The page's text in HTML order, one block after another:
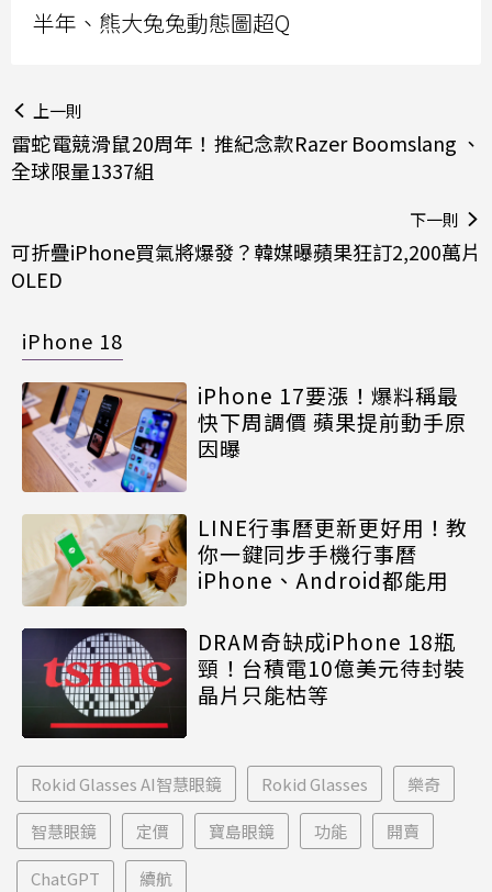
半年、熊大兔兔動態圖超Q
上一則
雷蛇電競滑鼠20周年！推紀念款Razer Boomslang 、
全球限量1337組
下一則
可折疊iPhone買氣將爆發？韓媒曝蘋果狂訂2,200萬片
OLED
iPhone 18
iPhone 17要漲！爆料稱最
快下周調價 蘋果提前動手原
因曝
LINE行事曆更新更好用！教
你一鍵同步手機行事曆
iPhone、Android都能用
DRAM奇缺成iPhone 18瓶
頸！台積電10億美元待封裝
晶片只能枯等
Rokid Glasses AI智慧眼鏡 Rokid Glasses 樂奇
智慧眼鏡 定價 寶島眼鏡 功能 開賣
ChatGPT 續航